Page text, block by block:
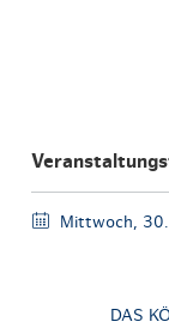
Mittwoch,
DAS